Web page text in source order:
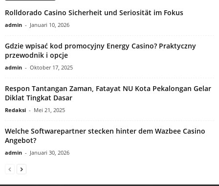
Rolldorado Casino Sicherheit und Seriosität im Fokus
admin - Januari 10, 2026
Gdzie wpisać kod promocyjny Energy Casino? Praktyczny
przewodnik i opcje
admin - Oktober 17, 2025
Respon Tantangan Zaman, Fatayat NU Kota Pekalongan Gelar
Diklat Tingkat Dasar
Redaksi - Mei 21, 2025
Welche Softwarepartner stecken hinter dem Wazbee Casino
Angebot?
admin - Januari 30, 2026